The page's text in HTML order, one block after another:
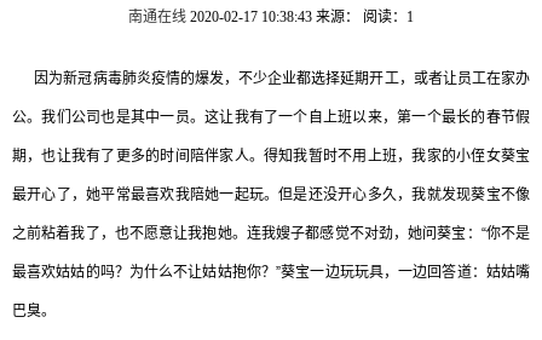
南通在线 2020-02-17 10:38:43 来源： 阅读：1
因为新冠病毒肺炎疫情的爆发，不少企业都选择延期开工，或者让员工在家办
公。我们公司也是其中一员。这让我有了一个自上班以来，第一个最长的春节假
期，也让我有了更多的时间陪伴家人。得知我暂时不用上班，我家的小侄女葵宝
最开心了，她平常最喜欢我陪她一起玩。但是还没开心多久，我就发现葵宝不像
之前粘着我了，也不愿意让我抱她。连我嫂子都感觉不对劲，她问葵宝：“你不是
最喜欢姑姑的吗？为什么不让姑姑抱你？”葵宝一边玩玩具，一边回答道：姑姑嘴
巴臭。